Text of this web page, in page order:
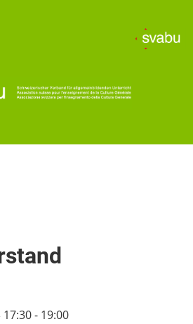
- 19:00